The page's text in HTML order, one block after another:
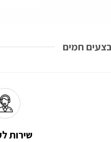
חמים
שירות